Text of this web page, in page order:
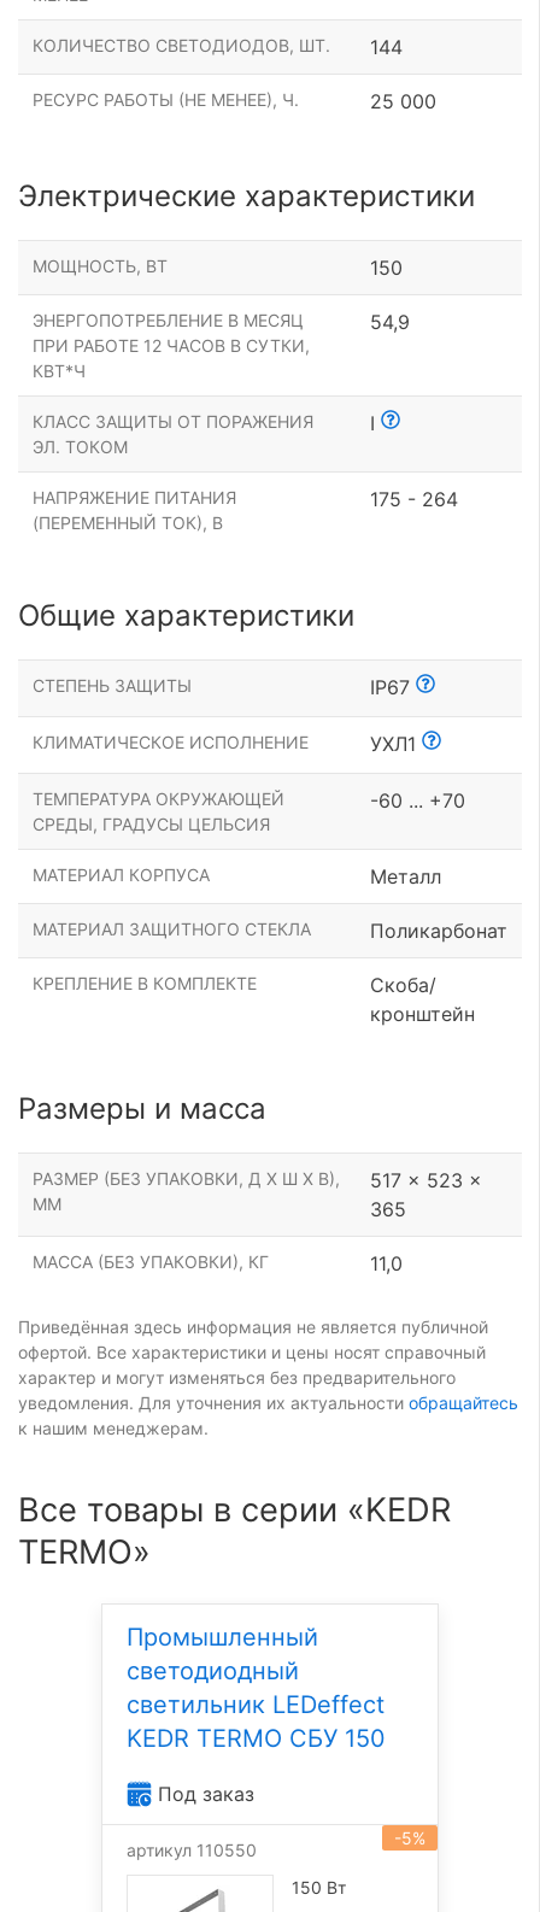
КОЛИЧЕСТВО СВЕТОДИОДОВ, ШТ. 144
РЕСУРС РАБОТЫ (НЕ МЕНЕЕ), Ч. 25 000
Электрические характеристики
МОЩНОСТЬ, ВТ 150
ЭНЕРГОПОТРЕБЛЕНИЕ В МЕСЯЦ
ПРИ РАБОТЕ 12 ЧАСОВ В СУТКИ,
КВТ*Ч
54,9
КЛАСС ЗАЩИТЫ ОТ ПОРАЖЕНИЯ
ЭЛ. ТОКОМ
I
НАПРЯЖЕНИЕ ПИТАНИЯ
(ПЕРЕМЕННЫЙ ТОК), В
175 - 264
Общие характеристики
СТЕПЕНЬ ЗАЩИТЫ IP67
КЛИМАТИЧЕСКОЕ ИСПОЛНЕНИЕ УХЛ1
ТЕМПЕРАТУРА ОКРУЖАЮЩЕЙ
СРЕДЫ, ГРАДУСЫ ЦЕЛЬСИЯ
-60 ... +70
МАТЕРИАЛ КОРПУСА Металл
МАТЕРИАЛ ЗАЩИТНОГО СТЕКЛА Поликарбонат
КРЕПЛЕНИЕ В КОМПЛЕКТЕ
Скоба/
кронштейн
Размеры и масса
РАЗМЕР (БЕЗ УПАКОВКИ, Д Х Ш Х В),
ММ
517 x 523 x
365
МАССА (БЕЗ УПАКОВКИ), КГ 11,0
Приведённая здесь информация не является публичной
офертой. Все характеристики и цены носят справочный
характер и могут изменяться без предварительного
уведомления. Для уточнения их актуальности обращайтесь
к нашим менеджерам.
Все товары в серии «KEDR
TERMO»
Промышленный
светодиодный
светильник LEDeffect
KEDR TERMO СБУ 150
Под заказ
-5%
артикул 110550
150 Вт